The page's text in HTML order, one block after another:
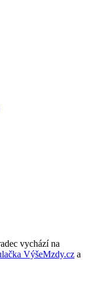
vychází na
VýšeMzdy.cz a